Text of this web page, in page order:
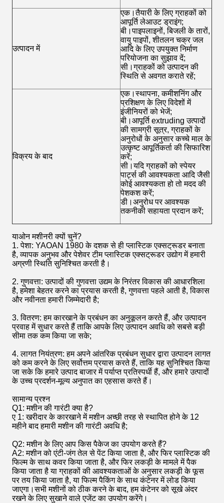
उत्पादन में
एक।तैयारी के लिए ग्राहकों को
आपूर्ति लेआउट ड्राइंग;
बी।पाइपलाइनों, बिजली के तारों,
वायु पाइपों, शीतलन चक्र जल
आदि के लिए उपयुक्त निर्माण
परियोजना का सुझाव दें;
सी।ग्राहकों को उत्पादन की
स्थिति से अवगत कराते रहें;
विक्रय के बाद
एक।स्थापना, कमीशनिंग और
प्रशिक्षण के लिए विदेशों में
इंजीनियरों को भेजें;
बी।आपूर्ति extruding उत्पादों
की सामग्री सूत्र, ग्राहकों के
अनुरोधों के अनुसार कच्चे माल के
उत्कृष्ट आपूर्तिकर्ता की सिफारिश
करें;
सी।यदि ग्राहकों को स्पेयर
पार्ट्स की आवश्यकता आदि जैसी
कोई आवश्यकता हो तो मदद की
पेशकश करें;
डी।अनुरोध पर आवश्यक
तकनीकी सहायता प्रदान करें;
याओन मशीनरी क्यों चुनें?
1. पेशा: YAOAN 1980 के दशक से ही प्लास्टिक एक्सट्रूडर बनाता
है, व्यापक अनुभव और पेशेवर टीम प्लास्टिक एक्सट्रूडर उद्योग में हमारी
अग्रणी स्थिति सुनिश्चित करती है।
2. गुणवत्ता: उत्पादों की गुणवत्ता उद्यम के निरंतर विकास की आधारशिला
है, हमेशा बेहतर करने का प्रयास करती है, गुणवत्ता पहले आती है, विकास
और नवीनता हमारी जिम्मेदारी है;
3. वितरण: हम कारखाने के प्रबंधन का अनुकूलन करते हैं, और उत्पादन
प्रवाह में सुधार करते हैं ताकि आपके लिए उत्पादन अवधि को सबसे बड़ी
सीमा तक कम किया जा सके;
4. लागत नियंत्रण: हम अपने आंतरिक प्रबंधन सुधार द्वारा उत्पादन लागत
को कम करने के लिए सर्वोत्तम प्रयास करते हैं, ताकि यह सुनिश्चित किया
जा सके कि हमारे उत्पाद बाजार में पर्याप्त प्रतिस्पर्धी हैं, और हमारे उत्पादों
के उच्च प्रदर्शन-मूल्य अनुपात का एहसास करते हैं।
सामान्य प्रश्न
Q1: मशीन की गारंटी क्या है?
ए 1: खरीदार के कारखाने में मशीन अच्छी तरह से स्थापित होने के 12
महीने बाद हमारी मशीन की गारंटी अवधि है;
Q2: मशीन के लिए आप किस पैकेज का उपयोग करते हैं?
A2: मशीन को एंटी-जंग तेल से पेंट किया जाता है, और फिर प्लास्टिक की
फिल्म के साथ कवर किया जाता है, और फिर लकड़ी के मामले में पैक
किया जाता है या ग्राहकों की आवश्यकताओं के अनुसार लकड़ी के फूस
पर तय किया जाता है, या फिल्म पैकिंग के साथ कंटेनर में लोड किया
जाएगा।सभी मशीनों को ठीक करने के बाद, हम कंटेनर को सूखे अंदर
रखने के लिए सुखाने वाले एजेंट का उपयोग करेंगे।